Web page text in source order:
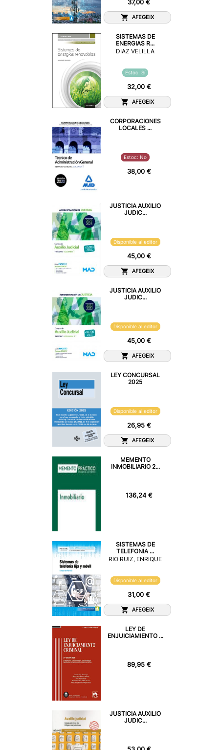
37,00 €
AFEGEIX
SISTEMAS DE
ENERGIAS R...
DIAZ VELILLA
Estoc: Sí
32,00 €
AFEGEIX
CORPORACIONES
LOCALES ...
Estoc: No
38,00 €
JUSTICIA AUXILIO
JUDIC...
Disponible al editor
45,00 €
AFEGEIX
JUSTICIA AUXILIO
JUDIC...
Disponible al editor
45,00 €
AFEGEIX
LEY CONCURSAL
2025
Disponible al editor
26,95 €
AFEGEIX
MEMENTO
INMOBILIARIO 2...
136,24 €
SISTEMAS DE
TELEFONIA ...
RIO RUIZ, ENRIQUE
Disponible al editor
31,00 €
AFEGEIX
LEY DE
ENJUICIAMIENTO ...
89,95 €
JUSTICIA AUXILIO
JUDIC...